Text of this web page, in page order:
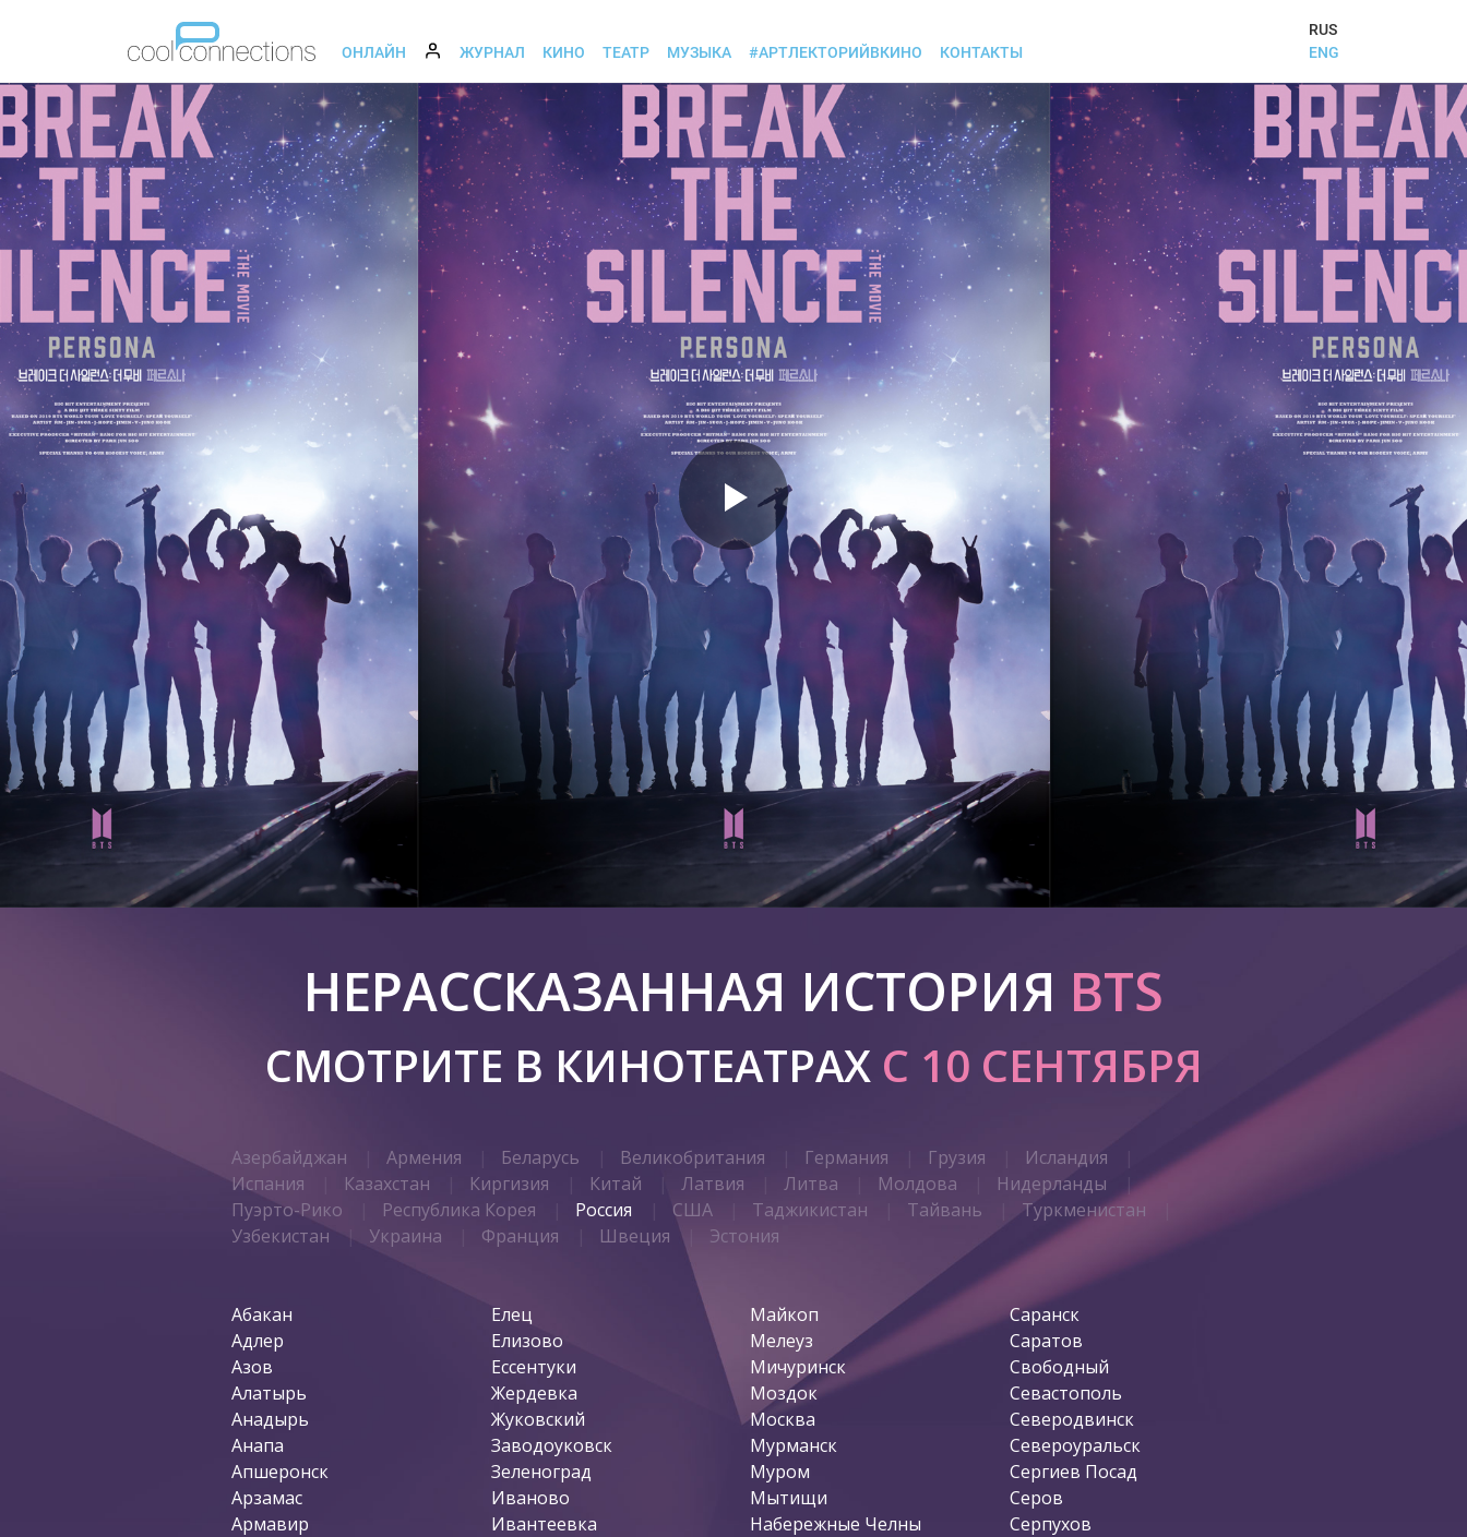
ОНЛАЙН ЖУРНАЛ КИНО ТЕАТР МУЗЫКА #АРТЛЕКТОРИЙВКИНО КОНТАКТЫ
RUS
ENG
НЕРАССКАЗАННАЯ ИСТОРИЯ BTS
СМОТРИТЕ В КИНОТЕАТРАХ C 10 СЕНТЯБРЯ
Азербайджан Армения Беларусь Великобритания Германия Грузия
Исландия
Испания
Казахстан Киргизия Китай Латвия Литва Молдова
Нидерланды
Пуэрто-Рико
Республика Корея Россия США Таджикистан Тайвань
Туркменистан
Узбекистан
Украина Франция Швеция Эстония
Абакан
Адлер
Азов
Алатырь
Анадырь
Анапа
Апшеронск
Арзамас
Армавир
Елец
Елизово
Ессентуки
Жердевка
Жуковский
Заводоуковск
Зеленоград
Иваново
Ивантеевка
Майкоп
Мелеуз
Мичуринск
Моздок
Москва
Мурманск
Муром
Мытищи
Набережные Челны
Саранск
Саратов
Свободный
Севастополь
Северодвинск
Североуральск
Сергиев Посад
Серов
Серпухов